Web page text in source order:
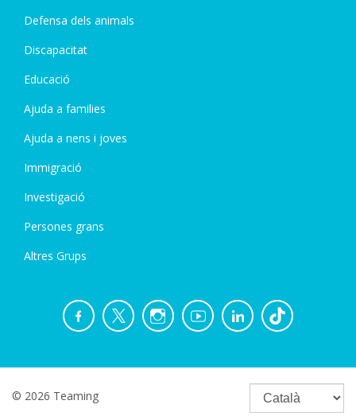
Defensa dels animals
Discapacitat
Educació
Ajuda a families
Ajuda a nens i joves
Immigració
Investigació
Persones grans
Altres Grups
© 2026 Teaming